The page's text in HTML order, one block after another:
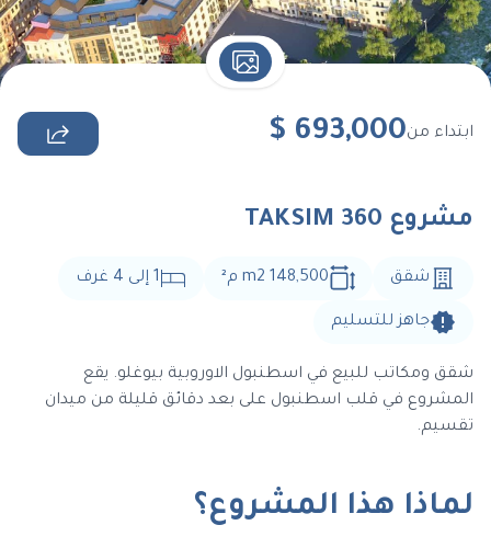
ابتداء من693,000
$
مشروع TAKSIM 360
شقق 148,500 m2 م²
1 إلى غرف
جاهز للتسليم
شقق ومكاتب للبيع في اسطنبول الاوروبية بيوغلو. يقع
المشروع في قلب اسطنبول على بعد دقائق قليلة من ميدان
تقسيم.
لماذا هذا المشروع؟